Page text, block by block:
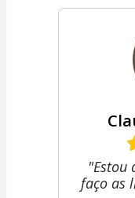
"Estou
faço as